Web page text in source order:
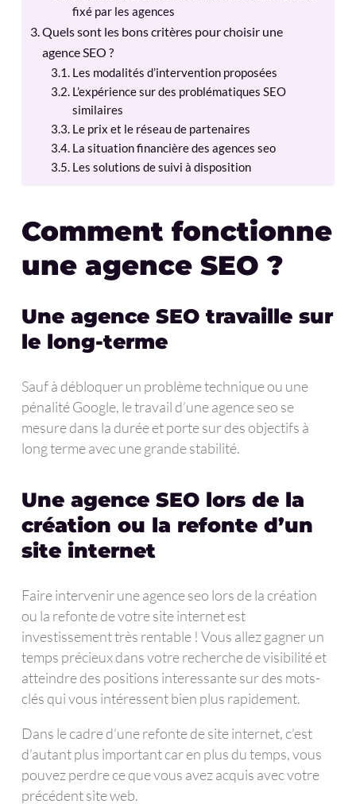
fixé par les agences
Quels sont les bons critères pour choisir une
agence SEO ?
Les modalités d’intervention proposées
L’expérience sur des problématiques SEO
similaires
Le prix et le réseau de partenaires
La situation financière des agences seo
Les solutions de suivi à disposition
Comment fonctionne
une agence SEO ?
Une agence SEO travaille sur
le long-terme
Sauf à débloquer un problème technique ou une
pénalité Google, le travail d’une agence seo se
mesure dans la durée et porte sur des objectifs à
long terme avec une grande stabilité.
Une agence SEO lors de la
création ou la refonte d’un
site internet
Faire intervenir une agence seo lors de la création
ou la refonte de votre site internet est
investissement très rentable ! Vous allez gagner un
temps précieux dans votre recherche de visibilité et
atteindre des positions interessante sur des mots-
clés qui vous intéressent bien plus rapidement.
Dans le cadre d’une refonte de site internet, c’est
d’autant plus important car en plus du temps, vous
pouvez perdre ce que vous avez acquis avec votre
précédent site web.